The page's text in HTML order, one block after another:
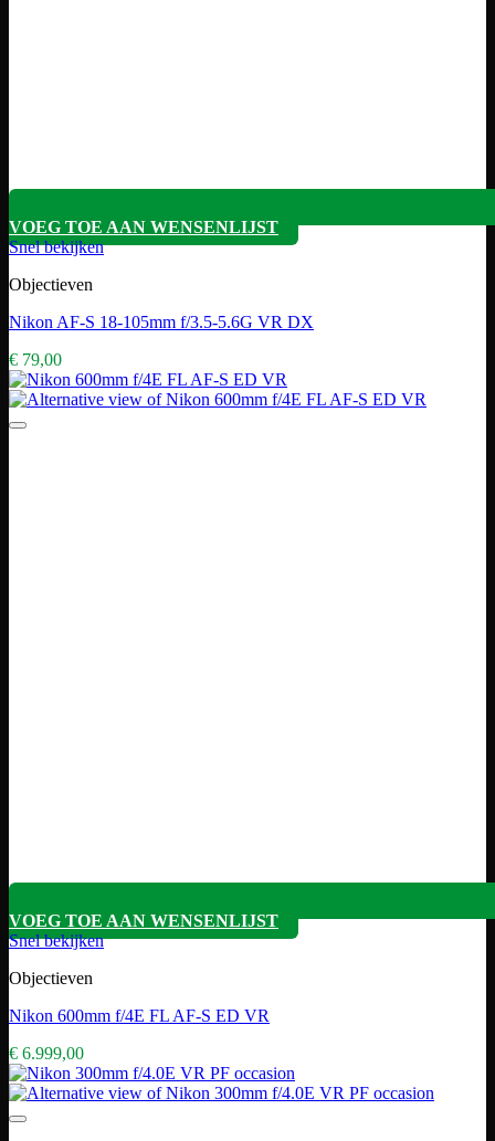
VOEG TOE AAN WENSENLIJST
Snel bekijken
Objectieven
Nikon AF-S 18-105mm f/3.5-5.6G VR DX
€ 79,00
VOEG TOE AAN WENSENLIJST
Snel bekijken
Objectieven
Nikon 600mm f/4E FL AF-S ED VR
€ 6.999,00